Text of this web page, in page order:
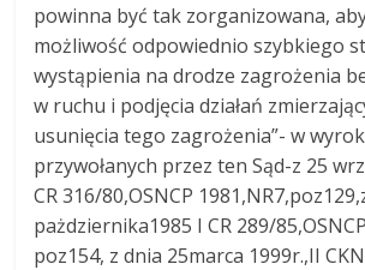
powinna być tak zorganizowana,
możliwość odpowiednio szybkiego
wystąpienia na drodze zagrożenia
w ruchu i podjęcia działań
usunięcia tego zagrożenia”- w
przywołanych przez ten Sąd-z 25
CR 316/80,OSNCP
pażdziernika1985 I CR 289/
poz154, z dnia 25marca 1999r.,II